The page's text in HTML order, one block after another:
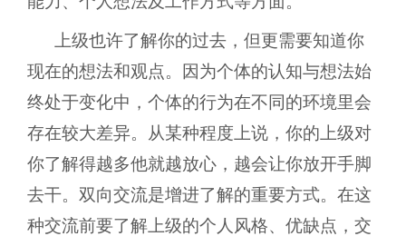
上级也许了解你的过去，但更需要知道你
现在的想法和观点。因为个体的认知与想法始
终处于变化中，个体的行为在不同的环境里会
存在较大差异。从某种程度上说，你的上级对
你了解得越多他就越放心，越会让你放开手脚
去干。双向交流是增进了解的重要方式。在这
种交流前要了解上级的个人风格、优缺点，交